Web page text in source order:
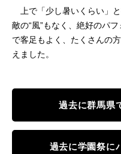
上で「少し暑いくらい」
敵の“風”もなく、絶好のパ
で客足もよく、たくさんの
えました。
過去に群馬県
過去に学園祭に